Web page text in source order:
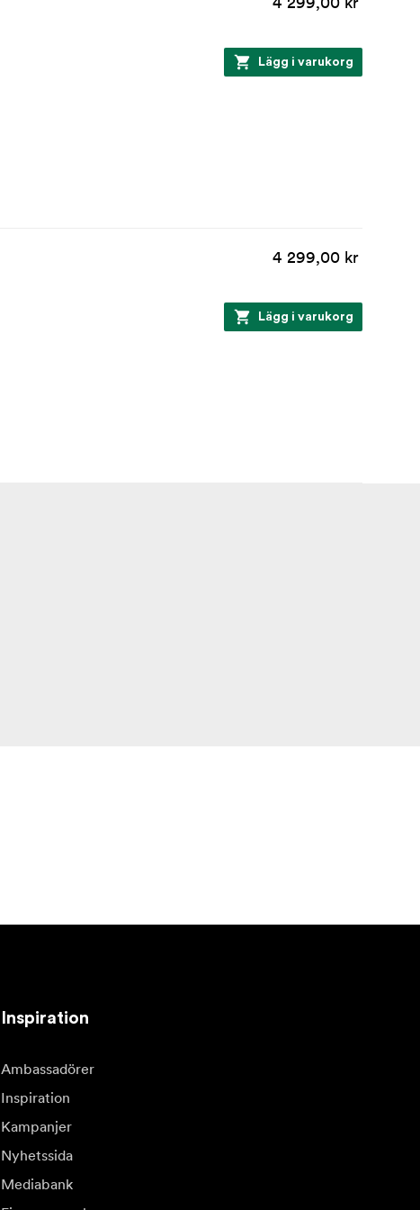
Lägg i varukorg
4 299,00 kr
Lägg i varukorg
Inspiration
Ambassadörer
Inspiration
Kampanjer
Nyhetssida
Mediabank